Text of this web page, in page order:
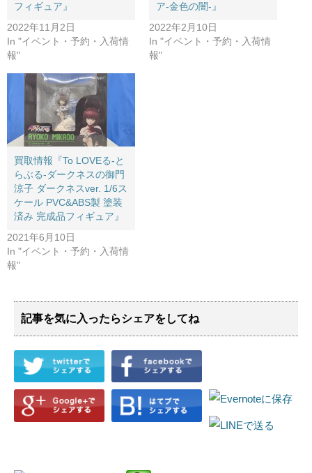
フィギュア』
2022年11月2日
In "イベント・予約・入荷情
報"
ア-金色の闇-』
2022年2月10日
In "イベント・予約・入荷情
報"
買取情報『To ​LOVEる-と
らぶる-ダークネスの​御門
涼子 ​ダークネスver. ​1/6ス
ケール ​PVC&ABS製 ​塗装
済み ​完成品フィギュア』
2021年6月10日
In "イベント・予約・入荷情
報"
記事を気に入ったらシェアをしてね